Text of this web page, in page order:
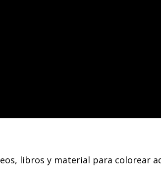
libros y material para colorear